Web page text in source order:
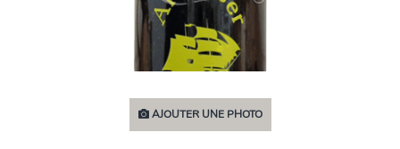
AJOUTER UNE PHOTO